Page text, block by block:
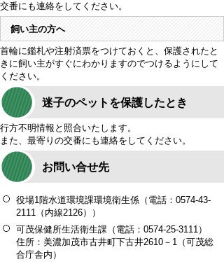
交番にも連絡をしてください。
飼い主の方へ
首輪に鑑札や注射済票をつけておくと、保護されたと
きに飼い主がすぐにわかりますのでつけるようにして
ください。
迷子のペットを保護したとき
行方不明情報と照合いたします。
また、最寄りの交番にも連絡をしてください。
お問い合せ先
役場1階水道環境課環境衛生係（電話：0574-43-
2111（内線2126））
可茂保健所生活衛生課（電話：0574-25-3111）
住所：美濃加茂市古井町下古井2610－1（可茂総
合庁舎内）